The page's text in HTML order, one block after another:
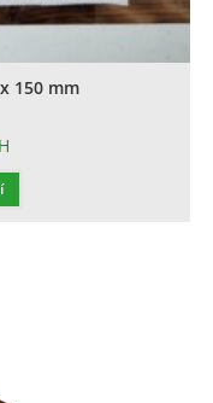
150 mm